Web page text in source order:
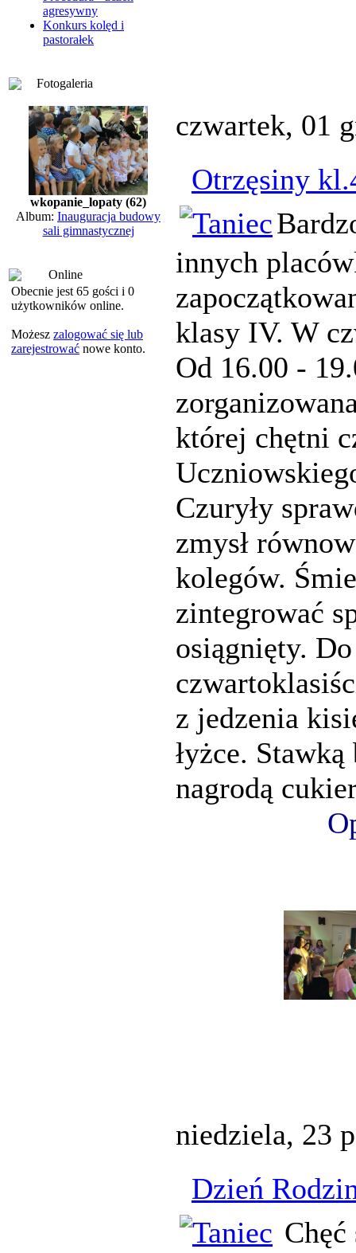
agresywny
Konkurs kolęd i
pastorałek
Fotogaleria
wkopanie_lopaty (62)
Album: Inauguracja budowy
sali gimnastycznej
Online
Obecnie jest 65 gości i 0
użytkowników online.
Możesz zalogować się lub
zarejestrować nowe konto.
czwartek, 01
Otrzęsiny
innych
klasy IV. W
Od 16.00 -
której chętni
Czuryły
zmysł
kolegów.
zintegrować
osiągnięty.
z jedzenia
łyżce.
nagrodą
niedziela, 23
Dzień